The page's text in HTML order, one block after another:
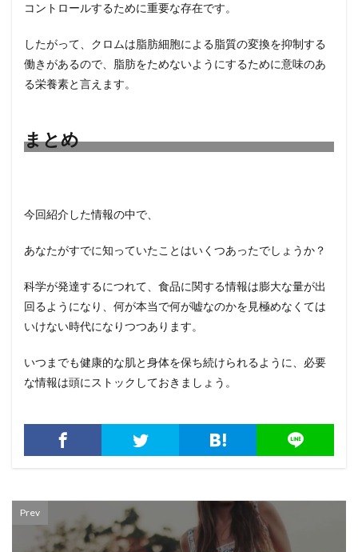
コントロールするために重要な存在です。
したがって、クロムは脂肪細胞による脂質の変換を抑制する
働きがあるので、脂肪をためないようにするために意味のあ
る栄養素と言えます。
まとめ
今回紹介した情報の中で、
あなたがすでに知っていたことはいくつあったでしょうか？
科学が発達するにつれて、食品に関する情報は膨大な量が出
回るようになり、何が本当で何が嘘なのかを見極めなくては
いけない時代になりつつあります。
いつまでも健康的な肌と身体を保ち続けられるように、必要
な情報は頭にストックしておきましょう。
Prev